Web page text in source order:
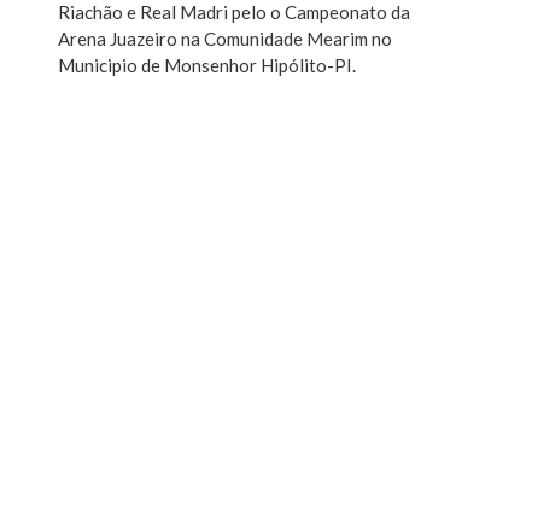
Riachão e Real Madri pelo o Campeonato da
Arena Juazeiro na Comunidade Mearim no
Municipio de Monsenhor Hipólito-PI.